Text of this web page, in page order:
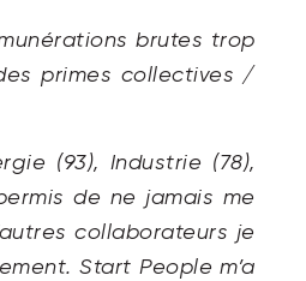
brutes trop
primes collectives /
(93), Industrie (78),
de ne jamais me
collaborateurs je
Start People m’a